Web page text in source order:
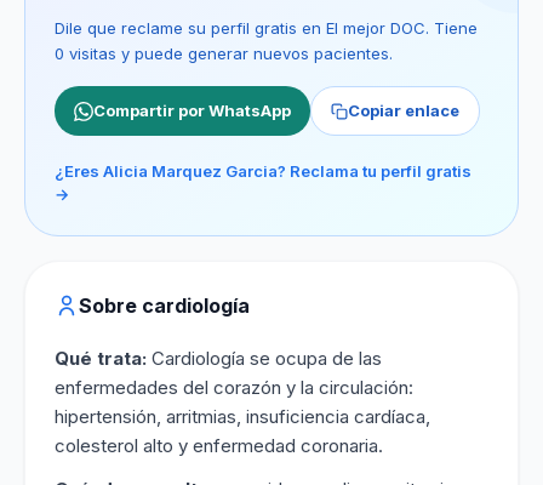
Dile que reclame su perfil gratis en El mejor DOC. Tiene
0 visitas y puede generar nuevos pacientes.
Compartir por WhatsApp Copiar enlace
¿Eres Alicia Marquez Garcia? Reclama tu perfil gratis
→
Sobre cardiología
Qué trata: Cardiología se ocupa de las
enfermedades del corazón y la circulación:
hipertensión, arritmias, insuficiencia cardíaca,
colesterol alto y enfermedad coronaria.